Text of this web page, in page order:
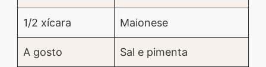
1/2 xícara Maionese
A gosto Sal e pimenta